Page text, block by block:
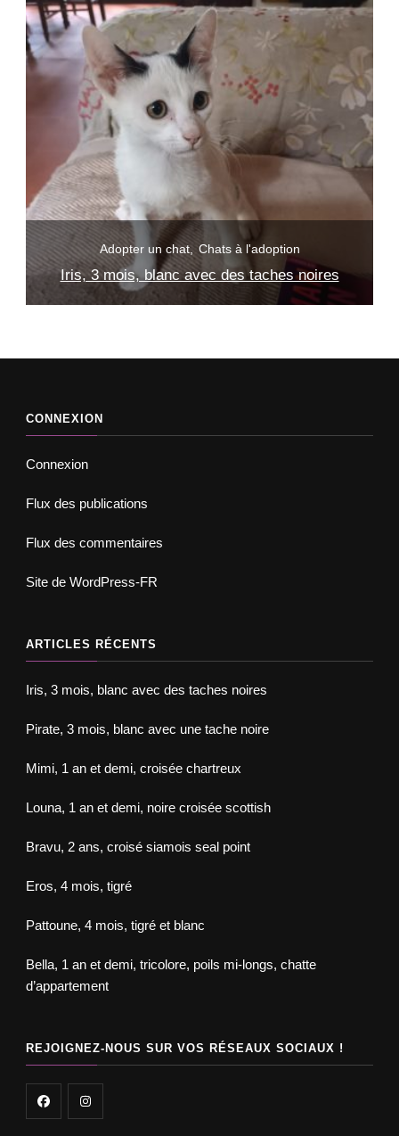
Adopter un chat
Chats à l'adoption
Iris, 3 mois, blanc avec des taches noires
CONNEXION
Connexion
Flux des publications
Flux des commentaires
Site de WordPress-FR
ARTICLES RÉCENTS
Iris, 3 mois, blanc avec des taches noires
Pirate, 3 mois, blanc avec une tache noire
Mimi, 1 an et demi, croisée chartreux
Louna, 1 an et demi, noire croisée scottish
Bravu, 2 ans, croisé siamois seal point
Eros, 4 mois, tigré
Pattoune, 4 mois, tigré et blanc
Bella, 1 an et demi, tricolore, poils mi-longs, chatte
d’appartement
REJOIGNEZ-NOUS SUR VOS RÉSEAUX SOCIAUX !